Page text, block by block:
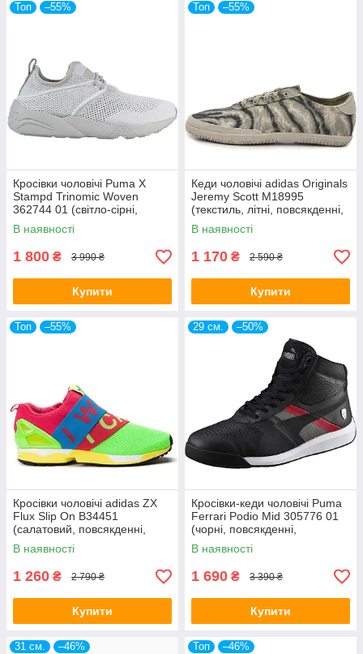
Топ –55%
Кросівки чоловічі Puma X
Stampd Trinomic Woven
362744 01 (світло-сірні,
повсякденні, трикотаж, бренд
пума)
В наявності
1 800 ₴ 3 990 ₴
Купити
Топ –55%
Кеди чоловічі adidas Originals
Jeremy Scott M18995
(текстиль, літні, повсякденні,
перфоровані, адідас)
В наявності
1 170 ₴ 2 590 ₴
Купити
Топ –55%
Кросівки чоловічі adidas ZX
Flux Slip On B34451
(салатовий, повсякденні,
текстильний верх, бренд
адідас)
В наявності
1 260 ₴ 2 790 ₴
Купити
29 см. –50%
Кросівки-кеди чоловічі Puma
Ferrari Podio Mid 305776 01
(чорні, повсякденні,
перфоровані, бренд пума)
В наявності
1 690 ₴ 3 390 ₴
Купити
31 см. –46% Топ –46%